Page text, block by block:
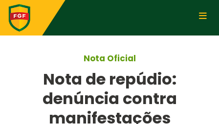
Nota Oficial
Nota de repúdio:
denúncia contra
manifestações